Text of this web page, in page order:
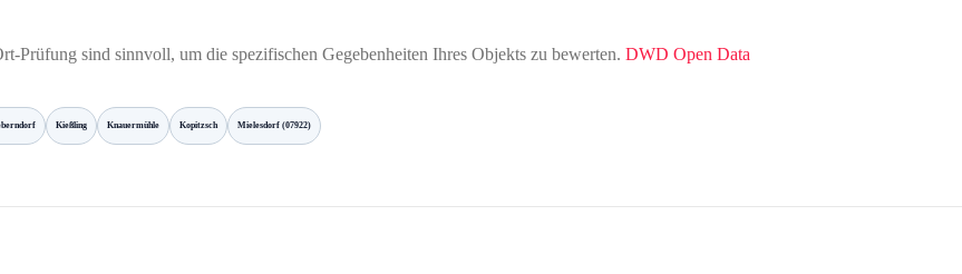
Prüfung sind sinnvoll, um die spezifischen Gegebenheiten Ihres Objekts zu bewerten. DWD Open Data
Kießling Knauermühle Kopitzsch Mielesdorf (07922)